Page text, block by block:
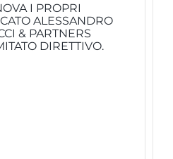
I PROPRI
ALESSANDRO
& PARTNERS
DIRETTIVO.